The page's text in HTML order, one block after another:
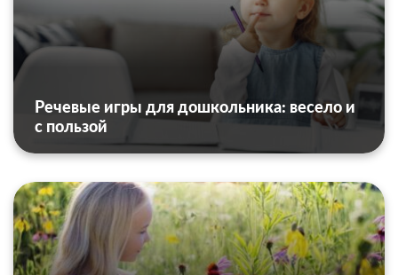
Речевые игры для дошкольника: весело и
с пользой